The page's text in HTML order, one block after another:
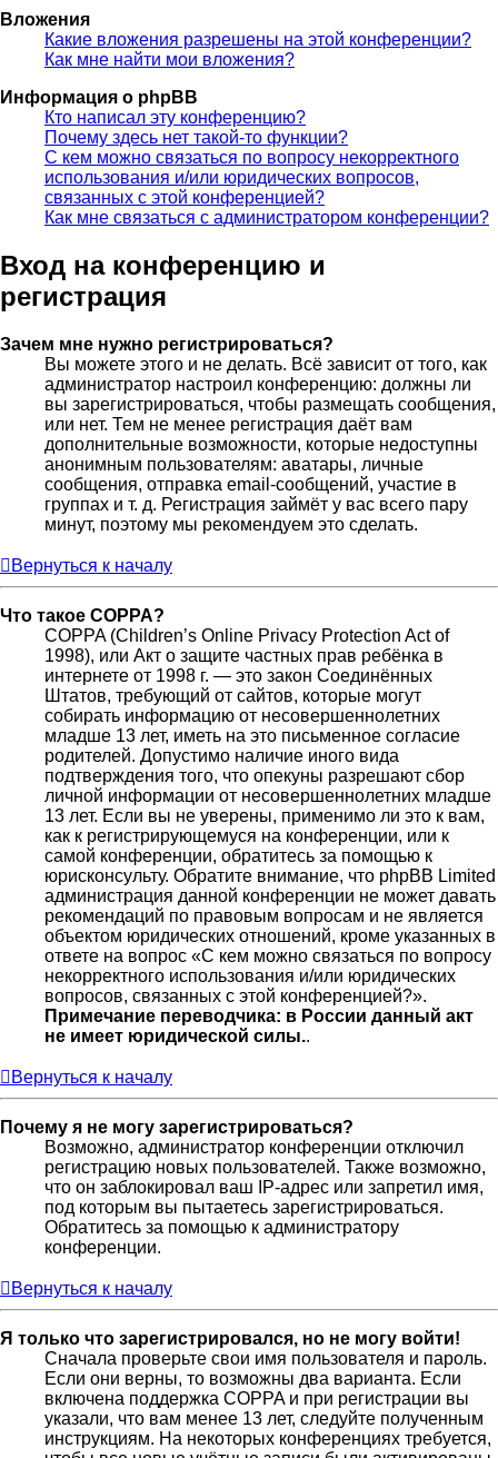
Вложения
Какие вложения разрешены на этой конференции?
Как мне найти мои вложения?
Информация о phpBB
Кто написал эту конференцию?
Почему здесь нет такой-то функции?
С кем можно связаться по вопросу некорректного
использования и/или юридических вопросов,
связанных с этой конференцией?
Как мне связаться с администратором конференции?
Вход на конференцию и
регистрация
Зачем мне нужно регистрироваться?
Вы можете этого и не делать. Всё зависит от того, как
администратор настроил конференцию: должны ли
вы зарегистрироваться, чтобы размещать сообщения,
или нет. Тем не менее регистрация даёт вам
дополнительные возможности, которые недоступны
анонимным пользователям: аватары, личные
сообщения, отправка email-сообщений, участие в
группах и т. д. Регистрация займёт у вас всего пару
минут, поэтому мы рекомендуем это сделать.
Вернуться к началу
Что такое COPPA?
COPPA (Children’s Online Privacy Protection Act of
1998), или Акт о защите частных прав ребёнка в
интернете от 1998 г. — это закон Соединённых
Штатов, требующий от сайтов, которые могут
собирать информацию от несовершеннолетних
младше 13 лет, иметь на это письменное согласие
родителей. Допустимо наличие иного вида
подтверждения того, что опекуны разрешают сбор
личной информации от несовершеннолетних младше
13 лет. Если вы не уверены, применимо ли это к вам,
как к регистрирующемуся на конференции, или к
самой конференции, обратитесь за помощью к
юрисконсульту. Обратите внимание, что phpBB Limited
администрация данной конференции не может давать
рекомендаций по правовым вопросам и не является
объектом юридических отношений, кроме указанных в
ответе на вопрос «С кем можно связаться по вопросу
некорректного использования и/или юридических
вопросов, связанных с этой конференцией?».
Примечание переводчика: в России данный акт
не имеет юридической силы..
Вернуться к началу
Почему я не могу зарегистрироваться?
Возможно, администратор конференции отключил
регистрацию новых пользователей. Также возможно,
что он заблокировал ваш IP-адрес или запретил имя,
под которым вы пытаетесь зарегистрироваться.
Обратитесь за помощью к администратору
конференции.
Вернуться к началу
Я только что зарегистрировался, но не могу войти!
Сначала проверьте свои имя пользователя и пароль.
Если они верны, то возможны два варианта. Если
включена поддержка COPPA и при регистрации вы
указали, что вам менее 13 лет, следуйте полученным
инструкциям. На некоторых конференциях требуется,